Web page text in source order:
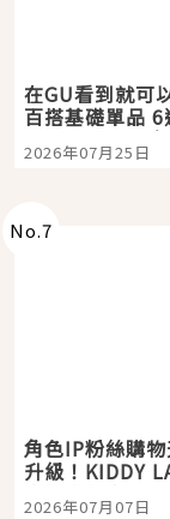
在GU看到就可
百搭基礎單品 6
眼全收也不心疼
2026年07月25日
No.7
角色IP粉絲購
升級！KIDDY
宿店吉伊卡哇迎
2026年07月07日